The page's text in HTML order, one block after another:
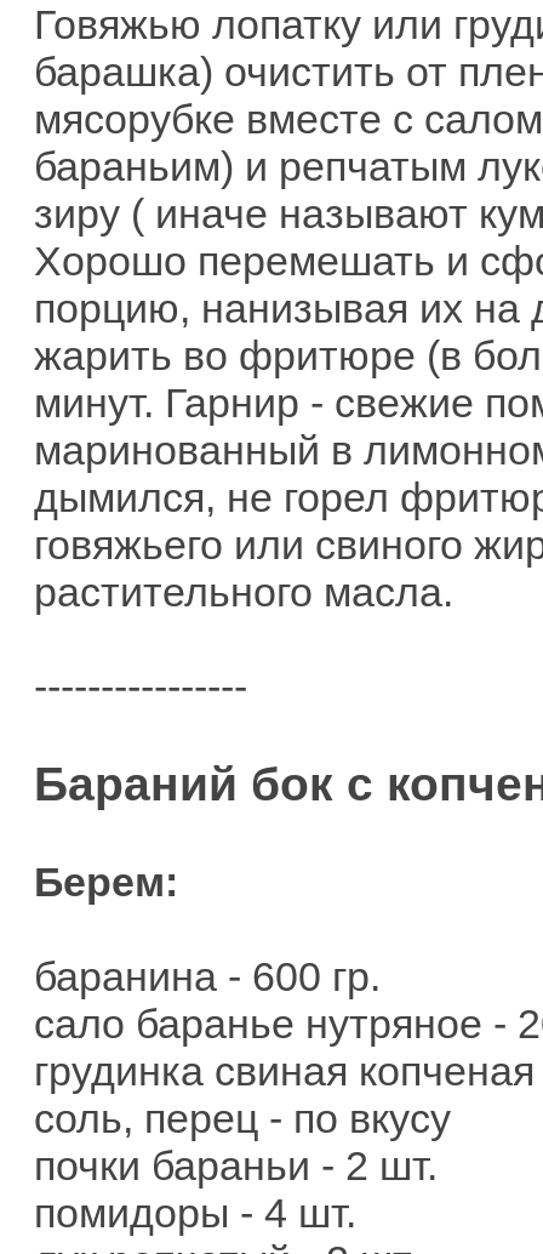
Говяжью лопатку или
барашка) очистить от
мясорубке вместе с
бараньим) и репчатым
зиру ( иначе называют
Хорошо перемешать и
порцию, нанизывая их на
жарить во фритюре (в
минут. Гарнир - свежие
маринованный в
дымился, не горел
говяжьего или свиного
растительного масла.
----------------
Бараний бок с
Берем:
баранина - 600 гр.
сало баранье нутряное -
грудинка свиная
соль, перец - по вкусу
почки бараньи - 2 шт.
помидоры - 4 шт.